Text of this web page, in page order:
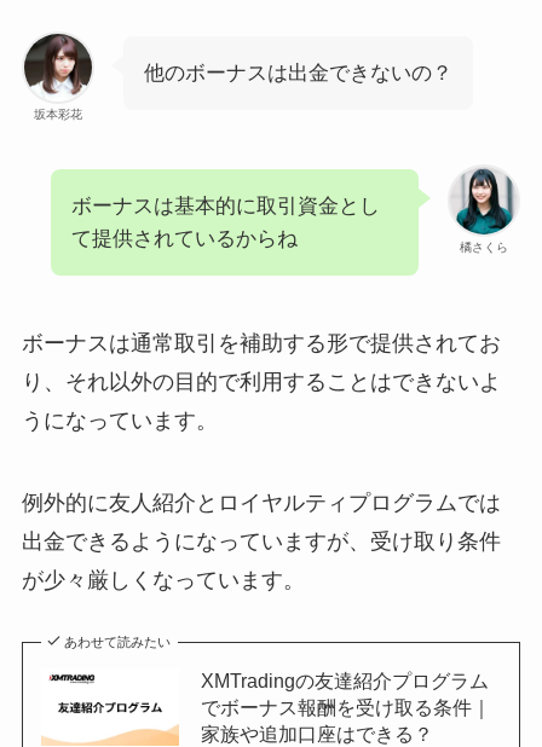
坂本彩花
他のボーナスは出金できないの？
橘さくら
ボーナスは基本的に取引資金とし
て提供されているからね
ボーナスは通常取引を補助する形で提供されてお
り、それ以外の目的で利用することはできないよ
うになっています。
例外的に友人紹介とロイヤルティプログラムでは
出金できるようになっていますが、受け取り条件
が少々厳しくなっています。
あわせて読みたい
XMTradingの友達紹介プログラム
でボーナス報酬を受け取る条件｜
家族や追加口座はできる？